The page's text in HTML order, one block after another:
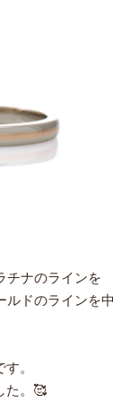
チナのラインを
ルドのラインを中
。
。 🥰